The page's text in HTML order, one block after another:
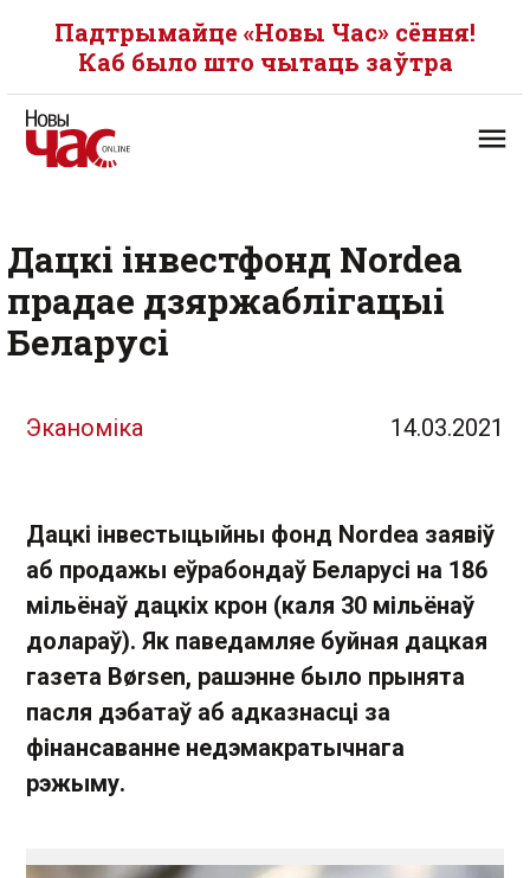
Падтрымайце «Новы Час» сёння!
Каб было што чытаць заўтра
Дацкі інвестфонд Nordea
прадае дзяржаблігацыі
Беларусі
Эканоміка 14.03.2021
Дацкі інвестыцыйны фонд Nordea заявіў
аб продажы еўрабондаў Беларусі на 186
мільёнаў дацкіх крон (каля 30 мільёнаў
долараў). Як паведамляе буйная дацкая
газета Børsen, рашэнне было прынята
пасля дэбатаў аб адказнасці за
фінансаванне недэмакратычнага
рэжыму.